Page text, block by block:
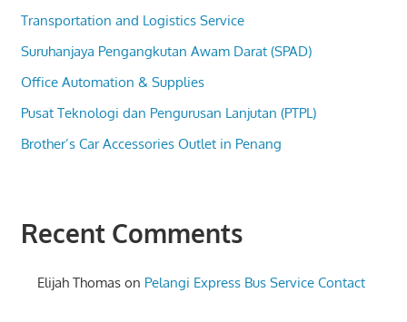
Transportation and Logistics Service
Suruhanjaya Pengangkutan Awam Darat (SPAD)
Office Automation & Supplies
Pusat Teknologi dan Pengurusan Lanjutan (PTPL)
Brother’s Car Accessories Outlet in Penang
Recent Comments
Elijah Thomas on Pelangi Express Bus Service Contact